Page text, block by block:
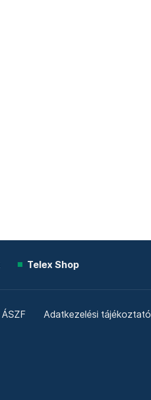
Telex Shop
ÁSZF Adatkezelési tájékoztató